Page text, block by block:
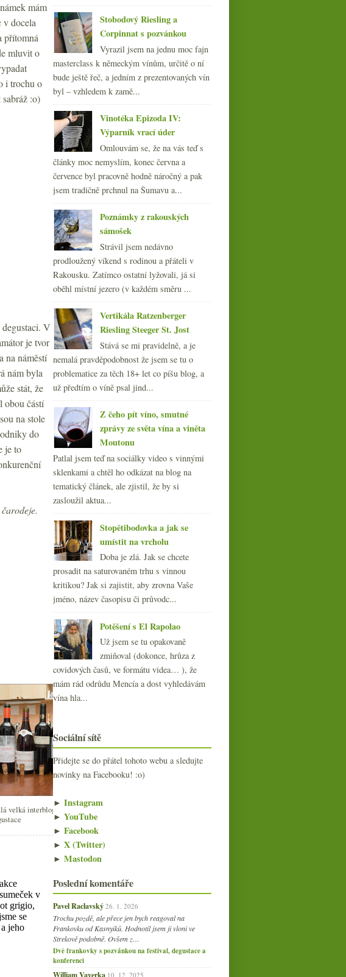
mám
v docela
přítomná
mluvit o
i trochu o
:o)
V
je tvor
na náměstí
nám byla
stát, že
obou částí
na stole
do
je to
velká interblogární Degustace Beaujolais s
pozvánkou
Stobodový Riesling a
Corpinnat s pozvánkou
Vyrazil jsem na jednu moc fajn
masterclass k německým vínům, určitě o ní
bude ještě řeč, a jedním z prezentovaných vín
byl – vzhledem k zamě...
Vinotéka Epizoda IV:
Výparník vrací úder
Omlouvám se, že na vás teď s
články moc nemyslím, konec června a
července byl pracovně hodně náročný a pak
jsem tradičně prchnul na Šumavu a...
Poznámky z rakouských
sámošek
Strávil jsem nedávno
prodloužený víkend s rodinou a přáteli v
Rakousku. Zatímco ostatní lyžovali, já si
oběhl místní jezero (v každém směru ...
Vertikála Ratzenberger
Riesling Steeger St. Jost
Stává se mi pravidelně, a je
nemalá pravděpodobnost že jsem se tu o
problematice za těch 18+ let co píšu blog, a
už předtím o víně psal jind...
Z čeho pít víno, smutné
zprávy ze světa vína a viněta
Moutonu
Patlal jsem teď na sociálky video s vinnými
sklenkami a chtěl ho odkázat na blog na
tematický článek, ale zjistil, že by si
zasloužil aktua...
Stopětibodovka a jak se
umístit na vrcholu
Doba je zlá. Jak se chcete
prosadit na saturovaném trhu s vinnou
kritikou? Jak si zajistit, aby zrovna Vaše
jméno, název časopisu či průvodc...
Potěšení s El Rapolao
Už jsem se tu opakovaně
zmiňoval (dokonce, hrůza z
covidových časů, ve formátu videa… ), že
mám rád odrůdu Mencía a dost vyhledávám
vína hla...
Sociální sítě
Přidejte se do přátel tohoto webu a sledujte
novinky na Facebooku! :o)
► Instagram
► YouTube
► Facebook
► X (Twitter)
► Mastodon
Poslední komentáře
Pavel Raclavský 26. 1. 2026
Trochu pozdě, ale přece jen bych reagoval na
Frankovku od Kasnyiků. Hodnotil jsem ji vloni ve
Strekově podobně. Ovšem z…
Dvě frankovky s pozvánkou na festival, degustace a
konferenci
William Vaverka 10. 12. 2025